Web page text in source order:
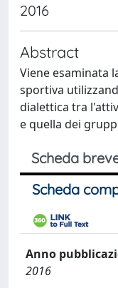
2016
Abstract
Viene esaminata
sportiva
dialettica tra
e quella dei
Scheda
Scheda
Anno
2016